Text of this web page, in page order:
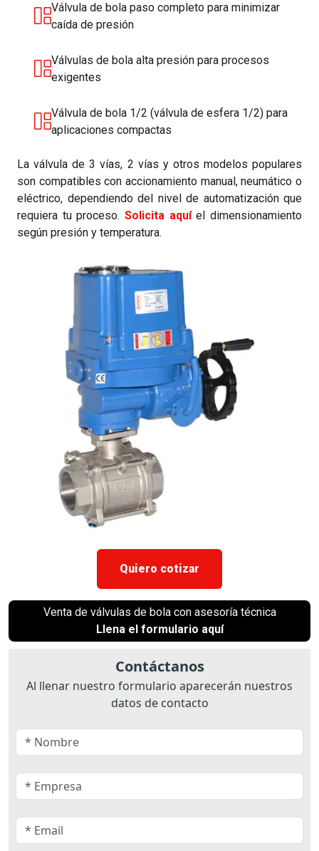
Válvula de bola paso completo para minimizar
caída de presión
Válvulas de bola alta presión para procesos
exigentes
Válvula de bola 1/2 (válvula de esfera 1/2) para
aplicaciones compactas
La válvula de 3 vías, 2 vías y otros modelos populares
son compatibles con accionamiento manual, neumático o
eléctrico, dependiendo del nivel de automatización que
requiera tu proceso. Solicita aquíel dimensionamiento
según presión y temperatura.
Quiero cotizar
Venta de válvulas de bola con asesoría técnica
Llena el formulario aquí
Contáctanos
Al llenar nuestro formulario aparecerán nuestros
datos de contacto